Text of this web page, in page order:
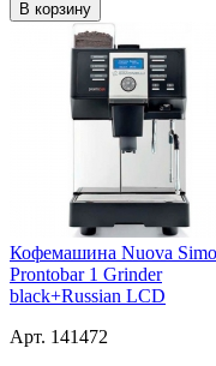
В корзину
Кофемашина Nuova
Prontobar 1 Grinder
black+Russian LCD
Арт. 141472